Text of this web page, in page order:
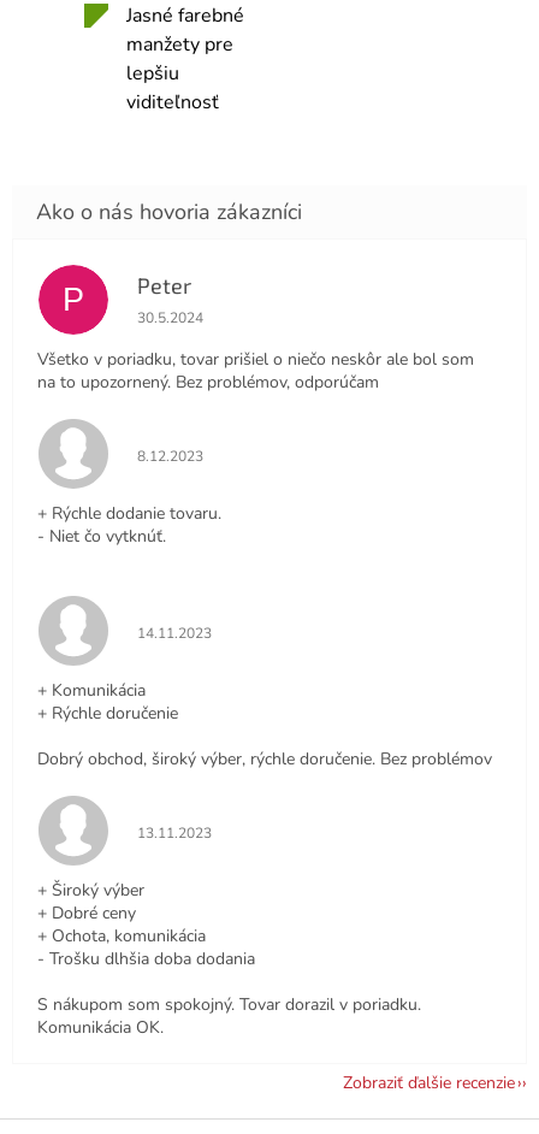
Jasné farebné
manžety pre
lepšiu
viditeľnosť
P Peter
Hodnotenie obchodu je 4 z 5 hviezdičiek.
30.5.2024
Všetko v poriadku, tovar prišiel o niečo neskôr ale bol som
na to upozornený. Bez problémov, odporúčam
Hodnotenie obchodu je 5 z 5 hviezdičiek.
8.12.2023
+ Rýchle dodanie tovaru.
- Niet čo vytknúť.
Hodnotenie obchodu je 5 z 5 hviezdičiek.
14.11.2023
+ Komunikácia
+ Rýchle doručenie
Dobrý obchod, široký výber, rýchle doručenie. Bez problémov
Hodnotenie obchodu je 5 z 5 hviezdičiek.
13.11.2023
+ Široký výber
+ Dobré ceny
+ Ochota, komunikácia
- Trošku dlhšia doba dodania
S nákupom som spokojný. Tovar dorazil v poriadku.
Komunikácia OK.
Zobraziť ďalšie recenzie